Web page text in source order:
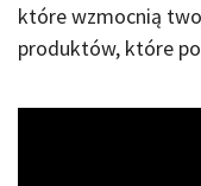
które wzmocnią
produktów, które